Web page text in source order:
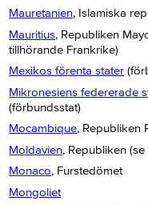
Mauretanien, Islamiska
Mauritius, Republiken
tillhörande Frankrike)
Mexikos förenta stater
Mikronesiens federerade
(förbundsstat)
Mocambique, Republiken
Moldavien, Republiken
Monaco, Furstedömet
Mongoliet